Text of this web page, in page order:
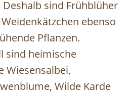
sind Frühblüher
ebenso
Pflanzen.
sind heimische
Wiesensalbei,
Wilde Karde